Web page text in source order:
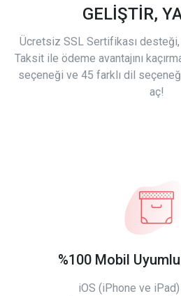
GELİŞTİR,
Ücretsiz SSL Sertifikası
Taksit ile ödeme avantajını
seçeneği ve 45 farklı dil
aç!
%100 Mobil
iOS (iPhone ve